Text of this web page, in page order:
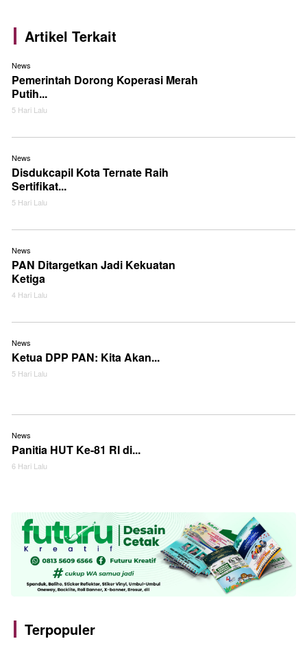
Artikel Terkait
News
Pemerintah Dorong Koperasi Merah
Putih...
5 Hari Lalu
News
Disdukcapil Kota Ternate Raih
Sertifikat...
5 Hari Lalu
News
PAN Ditargetkan Jadi Kekuatan
Ketiga
4 Hari Lalu
News
Ketua DPP PAN: Kita Akan...
5 Hari Lalu
News
Panitia HUT Ke-81 RI di...
6 Hari Lalu
Terpopuler